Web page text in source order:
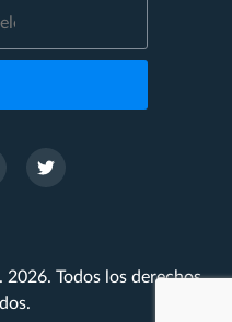
Todos los derechos